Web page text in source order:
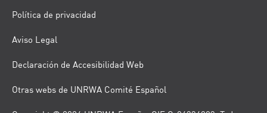
Política de privacidad
Aviso Legal
Declaración de Accesibilidad Web
Otras webs de UNRWA Comité Español